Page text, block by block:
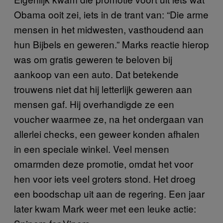
Obama ooit zei, iets in de trant van: “Die arme
mensen in het midwesten, vasthoudend aan
hun Bijbels en geweren.” Marks reactie hierop
was om gratis geweren te beloven bij
aankoop van een auto. Dat betekende
trouwens niet dat hij letterlijk geweren aan
mensen gaf. Hij overhandigde ze een
voucher waarmee ze, na het ondergaan van
allerlei checks, een geweer konden afhalen
in een speciale winkel. Veel mensen
omarmden deze promotie, omdat het voor
hen voor iets veel groters stond. Het droeg
een boodschap uit aan de regering. Een jaar
later kwam Mark weer met een leuke actie: